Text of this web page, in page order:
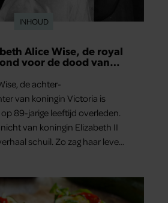
INHOUD
Alice Wise, de royal
voor de dood van
de achter-
van koningin Victoria is
89-jarige leeftijd overleden.
van koningin Elizabeth II
schuil. Zo zag haar leven